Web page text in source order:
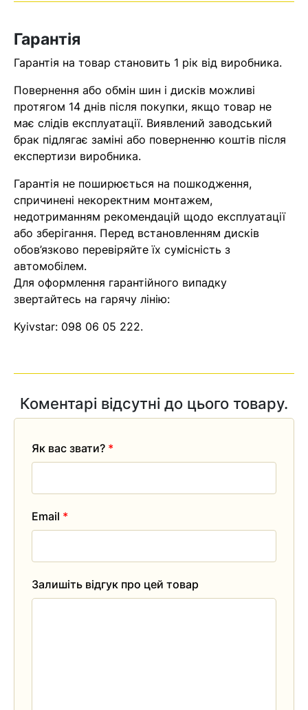
Помилка:Contact form не
Оператор зв’яжеться з вами
Гарантія
Гарантія на товар становить 1 рік від виробника.
Повернення або обмін шин і дисків можливі
протягом 14 днів після покупки, якщо товар не
має слідів експлуатації. Виявлений заводський
брак підлягає заміні або поверненню коштів після
експертизи виробника.
Гарантія не поширюється на пошкодження,
спричинені некоректним монтажем,
недотриманням рекомендацій щодо експлуатації
або зберігання. Перед встановленням дисків
обов’язково перевіряйте їх сумісність з
автомобілем.
Для оформлення гарантійного випадку
звертайтесь на гарячу лінію:
Kyivstar: 098 06 05 222.
Коментарі відсутні до цього товару.
Залишіть відгук про цей товар
Як вас звати? *
Email *